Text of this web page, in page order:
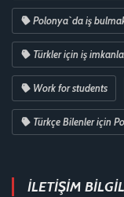
Polonya`da iş
Türkler için iş
Work for students
Türkçe Bilenler için
İLETİŞİM